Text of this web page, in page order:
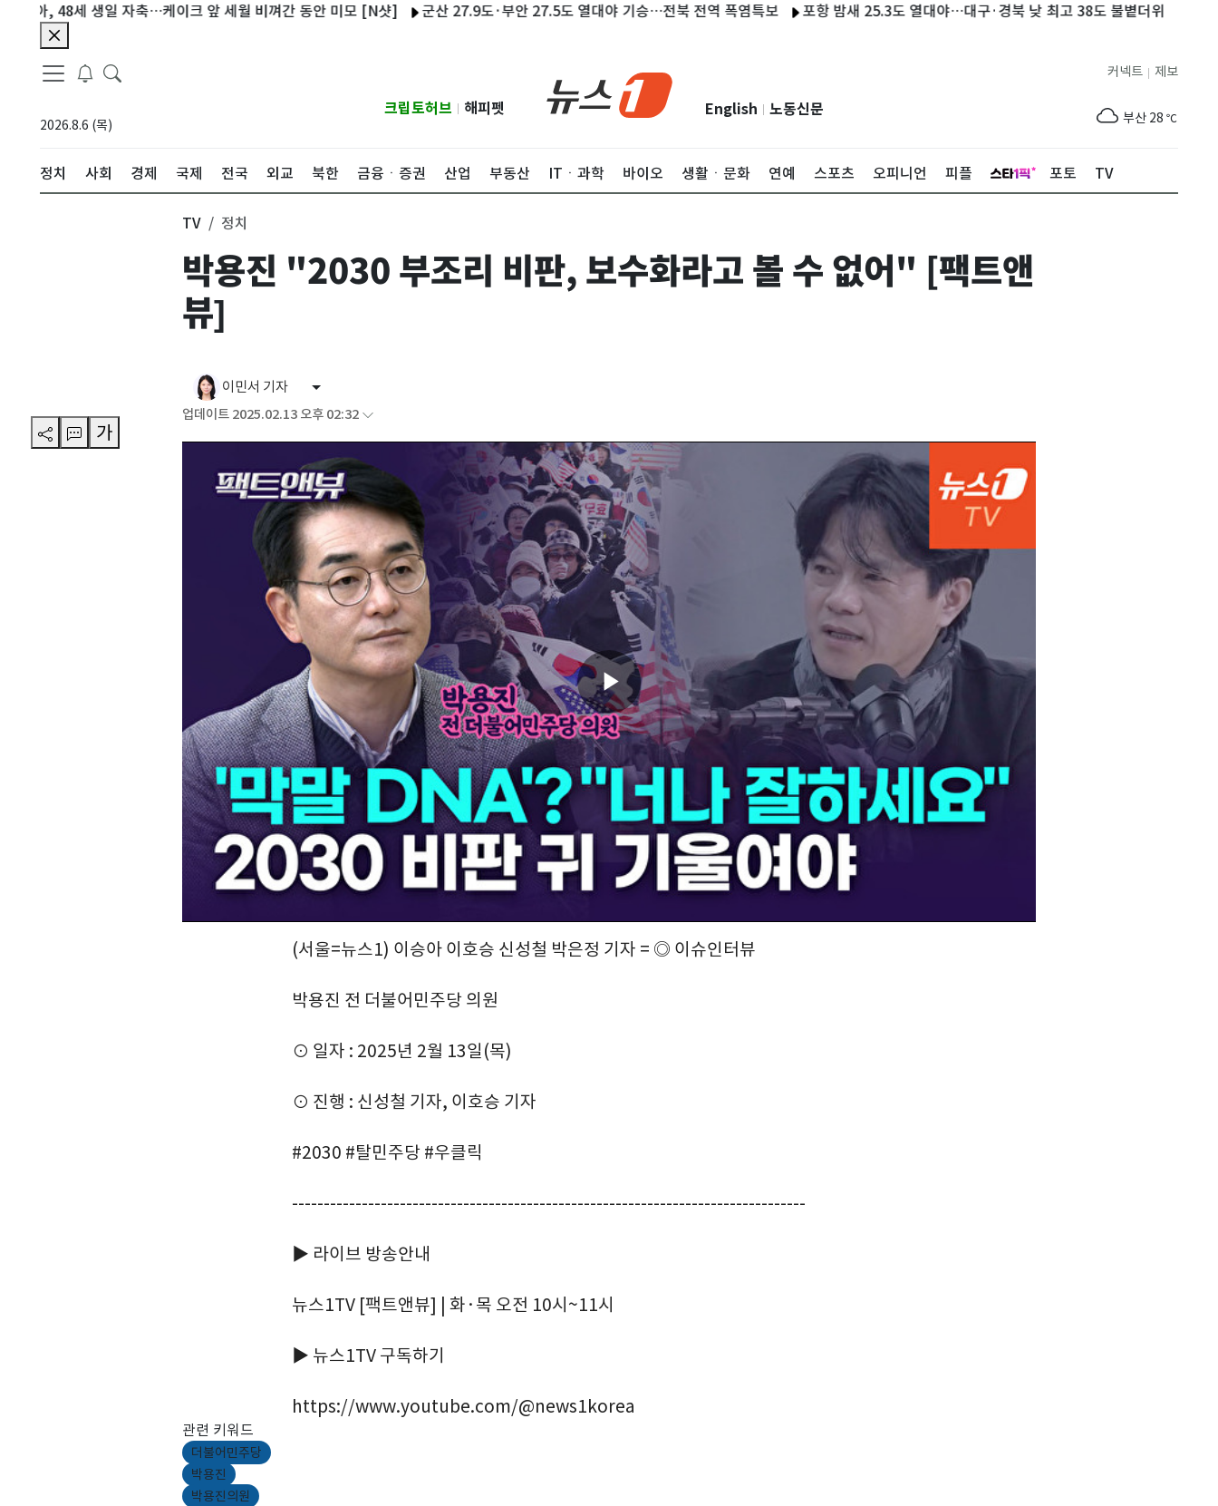
세 생일 자축…케이크 앞 세월 비껴간 동안 미모 [N샷] 군산 27.9도·부안 27.5도 열대야 기승…전북 전역 폭염특보 포항 밤새 25.3도 열대야…대구·경북 낮 최고 38도 불볕더위 '진실화해위'
2026.8.6 (목)
크립토허브 해피펫 English 노동신문
제보
커넥트
부산 28 ℃
정치 사회 경제 국제 전국 외교 북한 금융ㆍ증권 산업 부동산 ITㆍ과학 바이오 생활ㆍ문화 연예 스포츠 오피니언 피플 포토 TV
가
TV 정치
박용진 "2030 부조리 비판, 보수화라고 볼 수 없어" [팩트앤
뷰]
이민서 기자
업데이트 2025.02.13 오후 02:32
Play
Video
(서울=뉴스1) 이승아 이호승 신성철 박은정 기자 = ◎ 이슈인터뷰
박용진 전 더불어민주당 의원
⊙ 일자 : 2025년 2월 13일(목)
⊙ 진행 : 신성철 기자, 이호승 기자
#2030 #탈민주당 #우클릭
---------------------------------------------------------------------------------
▶ 라이브 방송안내
뉴스1TV [팩트앤뷰] | 화·목 오전 10시~11시
▶ 뉴스1TV 구독하기
https://www.youtube.com/@news1korea
관련 키워드
더불어민주당
박용진
박용진의원